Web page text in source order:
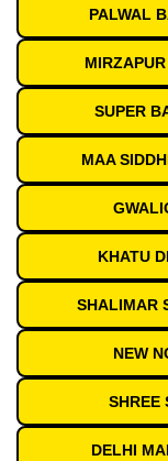
PALWAL
SUPER
MAA
KHATU
SHALIMAR
NEW
SHREE
DELHI